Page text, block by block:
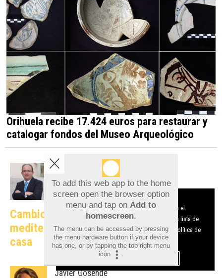
Orihuela recibe 17.424 euros para restaurar y
catalogar fondos del Museo Arqueológico
José Luis Gascó
Desde el Club de las Buenas Decisiones
Cambio climático y ciudades
mediterráneas: cuando la teoría entra en
casa
Javier Gosende
To add this web app to the home
screen open the browser option
menu and tap on Add to
homescreen.
The menu can be accessed by pressing
the menu hardware button if your device
has one, or by tapping the top right menu
icon
.
Aviso sobre el Uso de cookies:
Utilizamos cookies nuestras y de terceros para el
funcionamiento del digital. Puedes consultar la lista de
cookies y como desconectarlas. Ver nuestra Política de
Privacidad y Cookies
Aceptar Cookies